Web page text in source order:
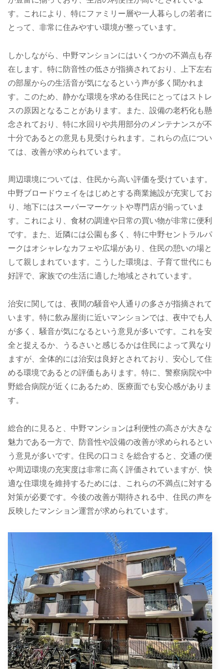
す。これにより、特にファミリー層や一人暮らしの若者に
とって、非常に住みやすい環境が整っています。
しかしながら、中野マンションにはいくつかの不満点も存
在します。特に防音性の低さが指摘されており、上下左右
の部屋からの生活音が気になるという声が多く聞かれま
す。このため、静かな環境を求める住民にとってはストレ
スの原因となることがあります。また、設備の老朽化も懸
念されており、特に水回りや共用部分のメンテナンスが不
十分であるとの意見も見受けられます。これらの点につい
ては、改善が求められています。
周辺環境については、住民から高い評価を受けています。
中野ブロードウェイをはじめとする商業施設が充実してお
り、地下にはスーパーマーケットや専門店が揃っていま
す。これにより、食材の調達や日常の買い物が非常に便利
です。また、近隣には公園も多く、特に中野セントラルパ
ークはオシャレなカフェや広場があり、住民の憩いの場と
して親しまれています。こうした環境は、子育て世代にも
好評で、家族での生活に適した地域とされています。
治安に関しては、夜間の騒音や人通りの多さが指摘されて
います。特に飲み屋街に近いマンションでは、夜中でも人
が多く、騒音が気になるという意見が多いです。これを安
全と捉えるか、うるさいと感じるかは住民によって異なり
ますが、全体的には治安は良好とされており、安心して住
める環境であるとの評価もあります。特に、警察病院や中
野総合病院が近くにあるため、医療面でも安心感がありま
す。
総合的に見ると、中野マンションは利便性の高さが大きな
魅力である一方で、防音性や設備の改善が求められるとい
う意見が多いです。住民の口コミを総合すると、交通の便
や周辺環境の充実度は非常に高く評価されていますが、快
適な住環境を維持するためには、これらの不満点に対する
対策が必要です。今後の改善が期待される中、住民の声を
反映したマンション運営が求められています。